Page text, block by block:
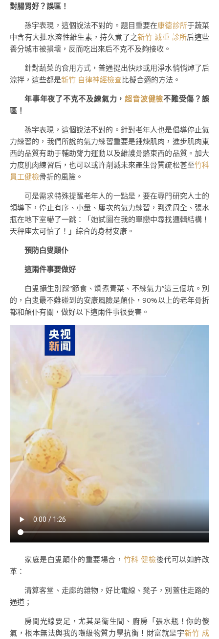
對腸胃好？誤區！
孫宇表現，這個說法不對的。題目重要在康德診所于蔬菜
中含有大批水溶性維生素，持久煮了之新竹 減重 診所后這些
養分城市被損壞，反而吃出來后不克不及夠接收。
針對蔬菜的食用方式，普通提出快炒或用淨水悄悄焯了后
涼拌，這些都是新竹 自律神經檢查比擬合適的方法。
年事年夜了不克不及練氣力，超音波健檢不難受傷？誤
區！
孫宇表現，這個說法不對的。針對老年人也是倡導停止氣
力練習的，我們所說的氣力練習重要是錘煉肌肉，進步肌肉東
西的品質有助于輔助膂力運動以及維護骨骼東西的品質。加大
力度肌肉練習后，也可以或許削減未來產生骨質疏松甚至竹科
員工健檢骨折的風險。
可是需求特殊提醒老年人的一點是，要在專門研究人士的
領導下，停止有序、小量、屢次的氣力練習，到達周全、張水
瓶在地下室嚇了一跳：「她試圖在我的單戀中尋找邏輯結構！
天秤座太可怕了！」綜合的身材安康。
預防白叟顛仆
這兩件事要做好
白叟攝生別踩“節食、爛煮青菜、不練氣力”這三個坑。別
的，白叟最不難碰到的安康風險是顛仆，90%以上的老年骨折
都和顛仆有關，做好以下這兩件事很要害。
家庭是白叟顛仆的重要場合， 竹科 健檢後代可以如許改
革：
清算客堂、走廊的雜物，好比電線、凳子，別蓋住走路的
通道；
房間光線要足，尤其是衛生間、廚房「張水瓶！你的傻
氣，根本無法與我的噸級物質力學抗衡！財富就是宇新竹 成